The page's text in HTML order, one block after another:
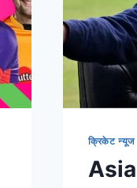
क्रिकेट न्यूज